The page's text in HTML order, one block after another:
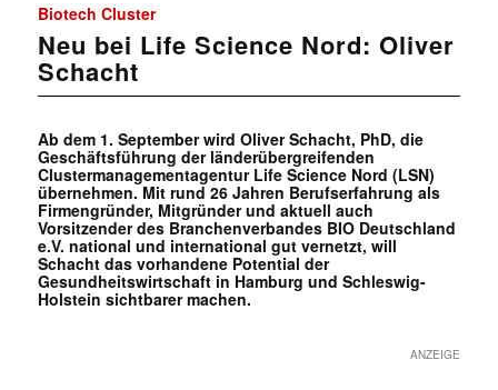
Biotech Cluster
Neu bei Life Science Nord: Oliver
Schacht
Ab dem 1. September wird Oliver Schacht, PhD, die
Geschäftsführung der länderübergreifenden
Clustermanagementagentur Life Science Nord (LSN)
übernehmen. Mit rund 26 Jahren Berufserfahrung als
Firmengründer, Mitgründer und aktuell auch
Vorsitzender des Branchenverbandes BIO Deutschland
e.V. national und international gut vernetzt, will
Schacht das vorhandene Potential der
Gesundheitswirtschaft in Hamburg und Schleswig-
Holstein sichtbarer machen.
ANZEIGE